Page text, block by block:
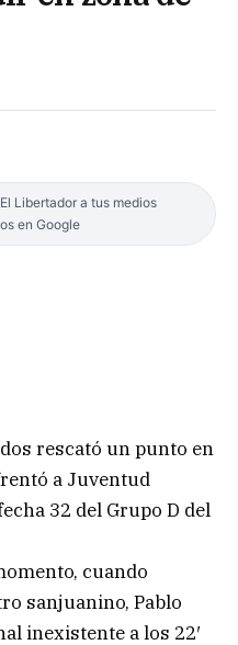
Libertador a tus medios
en Google
rescató un punto en
a Juventud
32 del Grupo D del
cuando
sanjuanino, Pablo
inexistente a los 22′